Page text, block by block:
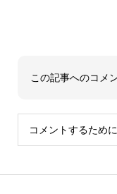
この記事へのコメ
コメントするため